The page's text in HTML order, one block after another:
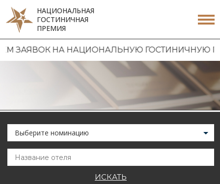
НАЦИОНАЛЬНАЯ
ГОСТИНИЧНАЯ
ПРЕМИЯ
НА НАЦИОНАЛЬНУЮ ГОСТИНИЧНУЮ
Выберите номинацию
ИСКАТЬ